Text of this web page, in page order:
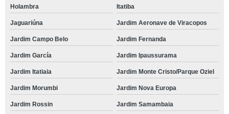
Holambra Itatiba
Jaguariúna Jardim Aeronave de Viracopos
Jardim Campo Belo Jardim Fernanda
Jardim García Jardim Ipaussurama
Jardim Itatiaia Jardim Monte Cristo/Parque Oziel
Jardim Morumbi Jardim Nova Europa
Jardim Rossin Jardim Samambaia